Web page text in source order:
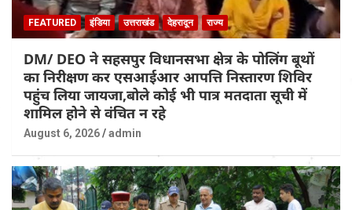
FEATURED इंडिया उत्तराखंड देहरादून राज्य
DM/ DEO ने सहसपुर विधानसभा क्षेत्र के पोलिंग बूथों
का निरीक्षण कर एसआईआर आपत्ति निस्तारण शिविर
पहुंच लिया जायजा,बोले कोई भी पात्र मतदाता सूची में
शामिल होने से वंचित न रहे
August 6, 2026 admin